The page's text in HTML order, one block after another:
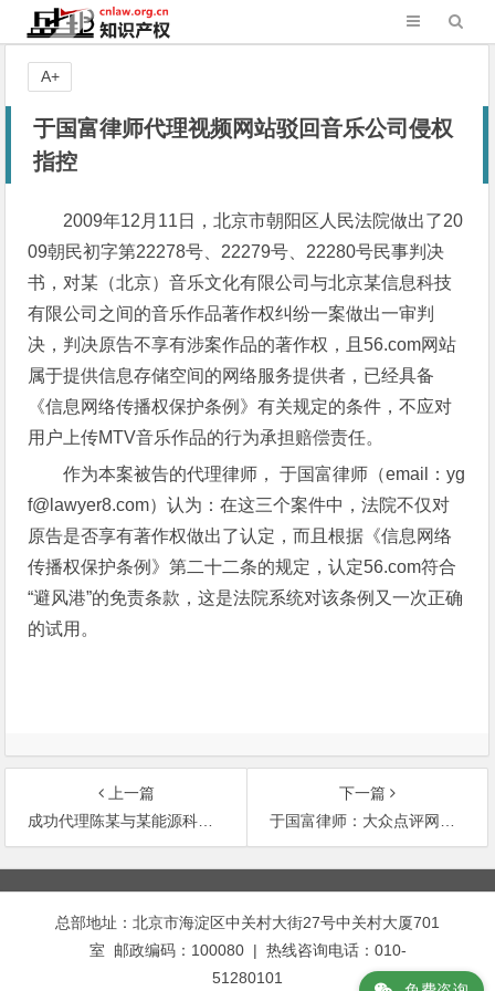
于国富律师代理视频网站驳回音乐公司侵权
指控
2009年12月11日，北京市朝阳区人民法院做出了20
09朝民初字第22278号、22279号、22280号民事判决
书，对某（北京）音乐文化有限公司与北京某信息科技
有限公司之间的音乐作品著作权纠纷一案做出一审判
决，判决原告不享有涉案作品的著作权，且56.com网站
属于提供信息存储空间的网络服务提供者，已经具备
《信息网络传播权保护条例》有关规定的条件，不应对
用户上传MTV音乐作品的行为承担赔偿责任。
作为本案被告的代理律师， 于国富律师（email：yg
f@lawyer8.com）认为：在这三个案件中，法院不仅对
原告是否享有著作权做出了认定，而且根据《信息网络
传播权保护条例》第二十二条的规定，认定56.com符合
“避风港”的免责条款，这是法院系统对该条例又一次正确
的试用。
A+
上一篇
成功代理陈某与某能源科技公司技术转让合同纠纷
下一篇
于国富律师：大众点评网诉爱帮著作权侵权纠纷案件胜诉
文
章
总部地址：北京市海淀区中关村大街27号中关村大厦701
室 邮政编码：100080 | 热线咨询电话：010-
51280101